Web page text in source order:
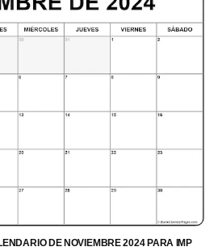
DE NOVIEMBRE 2024 PARA IMP